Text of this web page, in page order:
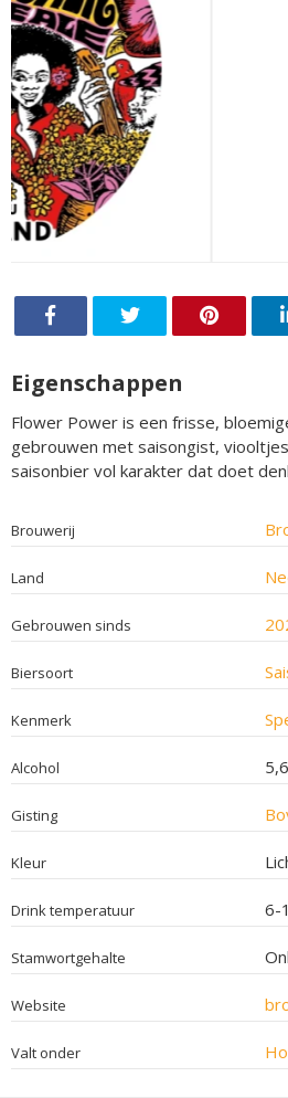
Eigenschappen
Flower Power is een frisse,
gebrouwen met saisongist,
saisonbier vol karakter dat doet
Brouwerij
Land
Gebrouwen sinds
Biersoort
Kenmerk
Alcohol
Gisting
Kleur
Drink temperatuur 6-
Stamwortgehalte
Website
Valt onder